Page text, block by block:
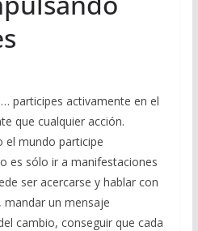
participes activamente en el
que cualquier acción.
el mundo participe
es sólo ir a manifestaciones
ser acercarse y hablar con
mandar un mensaje
cambio, conseguir que cada